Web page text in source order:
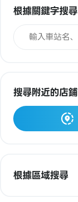
根據關鍵字搜尋
搜尋附近的店鋪
根據區域搜尋